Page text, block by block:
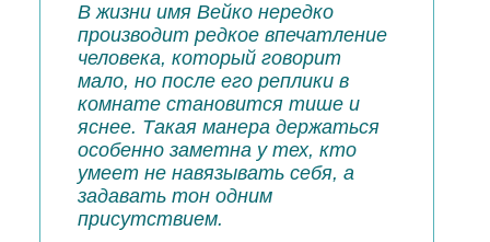
В жизни имя Вейко нередко
производит редкое впечатление
человека, который говорит
мало, но после его реплики в
комнате становится тише и
яснее. Такая манера держаться
особенно заметна у тех, кто
умеет не навязывать себя, а
задавать тон одним
присутствием.